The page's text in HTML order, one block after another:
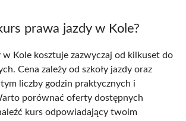
prawa jazdy w Kole?
w Kole kosztuje zazwyczaj od kilkuset do
Cena zależy od szkoły jazdy oraz
liczby godzin praktycznych i
porównać oferty dostępnych
kurs odpowiadający twoim